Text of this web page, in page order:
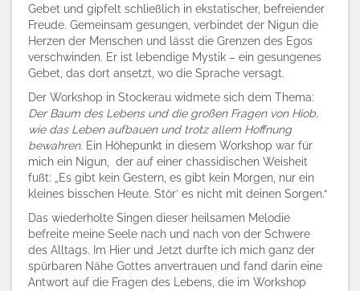
Gebet und gipfelt schließlich in ekstatischer, befreiender
Freude. Gemeinsam gesungen, verbindet der Nigun die
Herzen der Menschen und lässt die Grenzen des Egos
verschwinden. Er ist lebendige Mystik – ein gesungenes
Gebet, das dort ansetzt, wo die Sprache versagt.
Der Workshop in Stockerau widmete sich dem Thema:
Der Baum des Lebens und die großen Fragen von Hiob,
wie das Leben aufbauen und trotz allem Hoffnung
bewahren. Ein Höhepunkt in diesem Workshop war für
mich ein Nigun, der auf einer chassidischen Weisheit
fußt: „Es gibt kein Gestern, es gibt kein Morgen, nur ein
kleines bisschen Heute. Stör’ es nicht mit deinen Sorgen.“
Das wiederholte Singen dieser heilsamen Melodie
befreite meine Seele nach und nach von der Schwere
des Alltags. Im Hier und Jetzt durfte ich mich ganz der
spürbaren Nähe Gottes anvertrauen und fand darin eine
Antwort auf die Fragen des Lebens, die im Workshop